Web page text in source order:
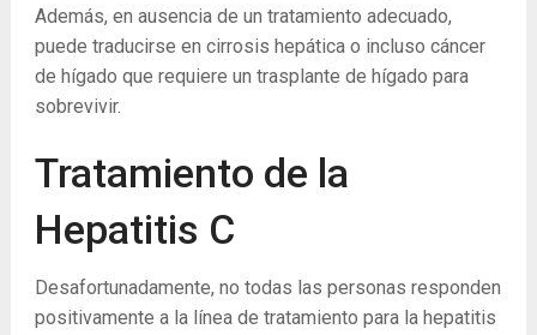
Además, en ausencia de un tratamiento adecuado,
puede traducirse en cirrosis hepática o incluso cáncer
de hígado que requiere un trasplante de hígado para
sobrevivir.
Tratamiento de la
Hepatitis C
Desafortunadamente, no todas las personas responden
positivamente a la línea de tratamiento para la hepatitis